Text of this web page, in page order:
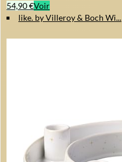
54,90 €Voir
like. by Villeroy & Boch Wi...